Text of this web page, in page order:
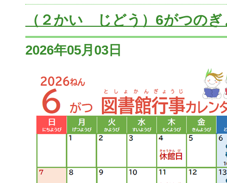
（２かい じどう）6がつのぎ
2026年05月03日